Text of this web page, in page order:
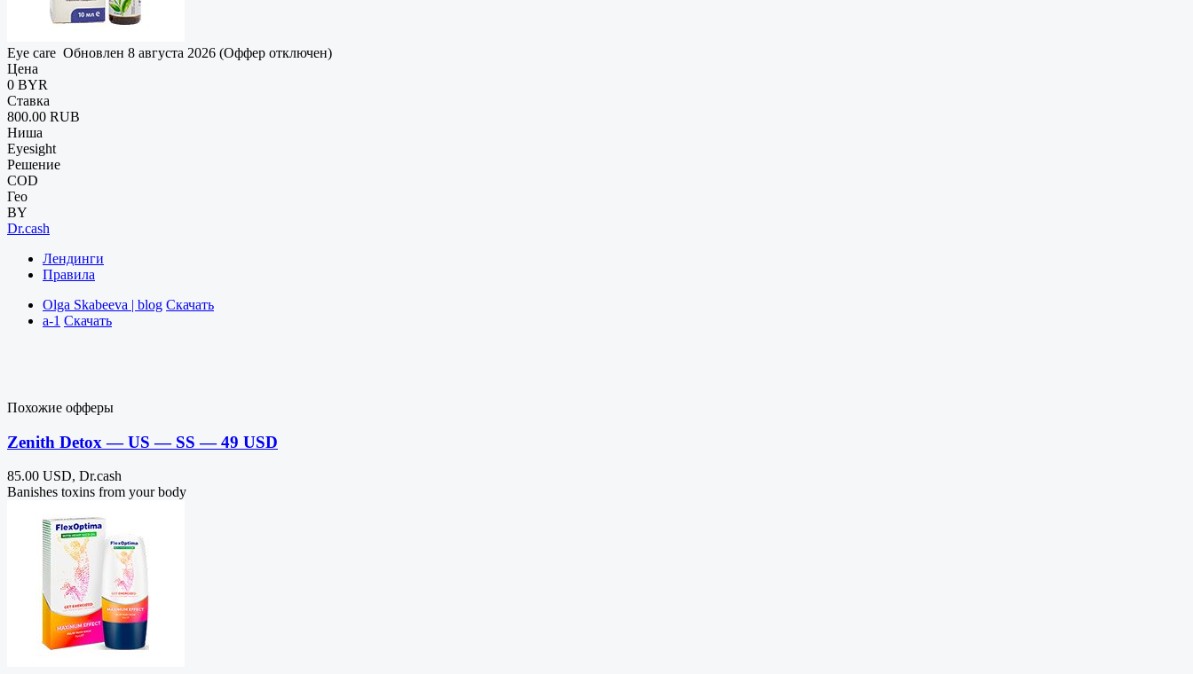
Eye care Обновлен 8 августа 2026 (Оффер отключен)
Цена
0 BYR
Ставка
800.00 RUB
Ниша
Eyesight
Решение
COD
Гео
BY
Dr.cash
Лендинги
Правила
Olga Skabeeva | blog Скачать
a-1 Скачать
Похожие офферы
Zenith Detox — US — SS — 49 USD
85.00 USD, Dr.cash
Banishes toxins from your body